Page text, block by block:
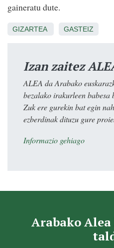
gaineratu dute.
GIZARTEA GASTEIZ
Izan zaitez
ALEA da Arabako
bezalako irakurleen babesa
Zuk ere gurekin bat egin
ezberdinak dituzu gure
Informazio gehiago
Arabako